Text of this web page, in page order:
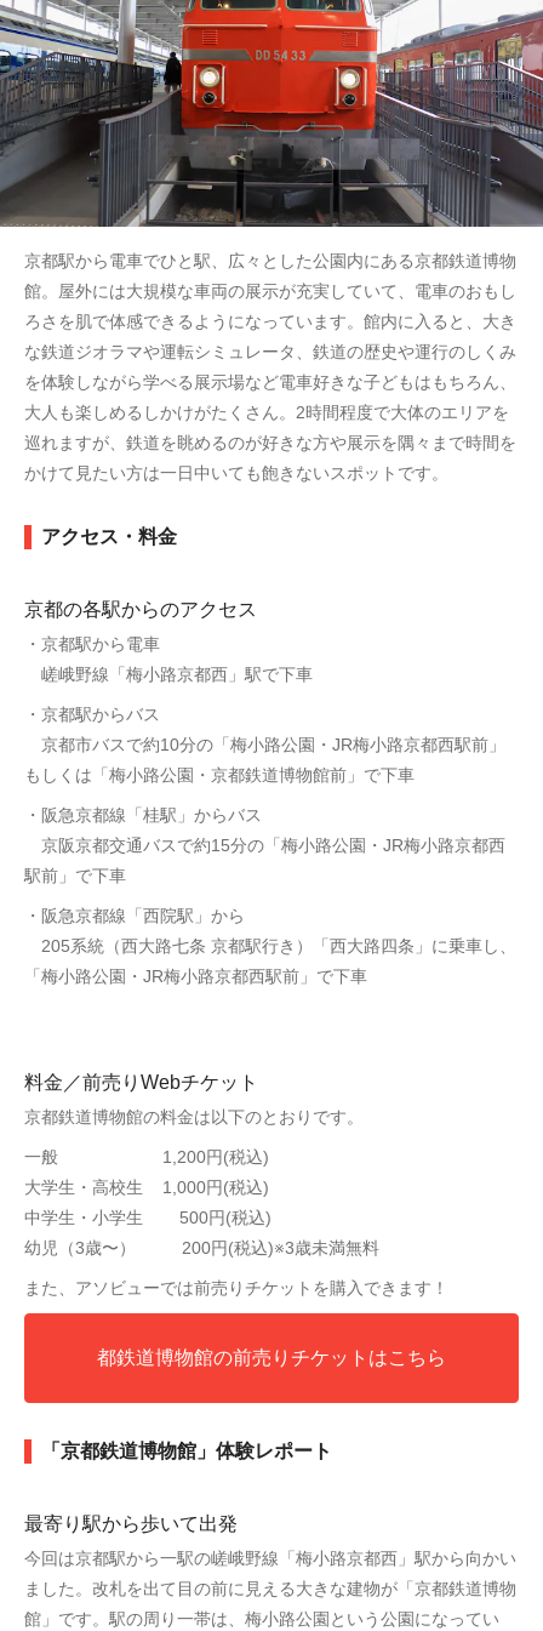
京都駅から電車でひと駅、広々とした公園内にある京都鉄道博物
館。屋外には大規模な車両の展示が充実していて、電車のおもし
ろさを肌で体感できるようになっています。館内に入ると、大き
な鉄道ジオラマや運転シミュレータ、鉄道の歴史や運行のしくみ
を体験しながら学べる展示場など電車好きな子どもはもちろん、
大人も楽しめるしかけがたくさん。2時間程度で大体のエリアを
巡れますが、鉄道を眺めるのが好きな方や展示を隅々まで時間を
かけて見たい方は一日中いても飽きないスポットです。
アクセス・料金
京都の各駅からのアクセス
・京都駅から電車
嵯峨野線「梅小路京都西」駅で下車
・京都駅からバス
京都市バスで約10分の「梅小路公園・JR梅小路京都西駅前」
もしくは「梅小路公園・京都鉄道博物館前」で下車
・阪急京都線「桂駅」からバス
京阪京都交通バスで約15分の「梅小路公園・JR梅小路京都西
駅前」で下車
・阪急京都線「西院駅」から
205系統（西大路七条 京都駅行き）「西大路四条」に乗車し、
「梅小路公園・JR梅小路京都西駅前」で下車
料金／前売りWebチケット
京都鉄道博物館の料金は以下のとおりです。
一般 1,200円(税込)
大学生・高校生 1,000円(税込)
中学生・小学生 500円(税込)
幼児（3歳〜） 200円(税込)※3歳未満無料
また、アソビューでは前売りチケットを購入できます！
都鉄道博物館の前売りチケットはこちら
「京都鉄道博物館」体験レポート
最寄り駅から歩いて出発
今回は京都駅から一駅の嵯峨野線「梅小路京都西」駅から向かい
ました。改札を出て目の前に見える大きな建物が「京都鉄道博物
館」です。駅の周り一帯は、梅小路公園という公園になってい